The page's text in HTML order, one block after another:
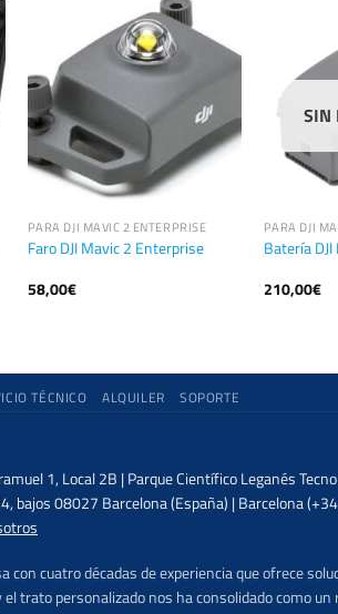
PARA DJI MAVIC 2 ENTERPRISE
Faro DJI Mavic 2 Enterprise
58,00€
SIN
PARA DJI
Batería
210,00€
TÉCNICO ALQUILER SOPORTE
1, Local 2B | Parque Científico Leganés
bajos 08027 Barcelona (España) | Barcelona
con cuatro décadas de experiencia que ofrece
trato personalizado nos ha consolidado como